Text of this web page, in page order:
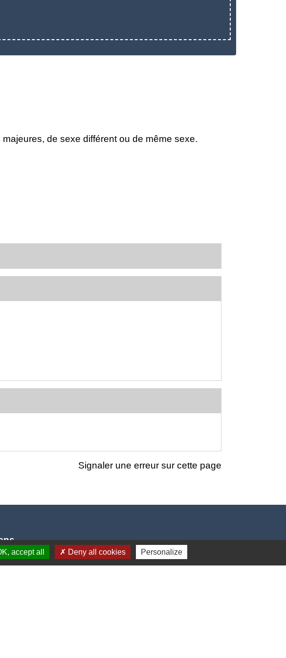
de sexe différent ou de même sexe.
Signaler une erreur sur cette page
accept all Deny all cookies Personalize